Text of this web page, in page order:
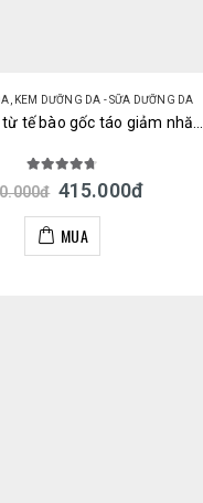
, KEM DƯỠNG DA - SỮA DƯỠNG DA
Kem dưỡng từ tế bào gốc táo giảm nhăn trẻ hóa da Meishoku Harinista 50g Nhật Bản
out of 5
đ 415.000đ
MUA